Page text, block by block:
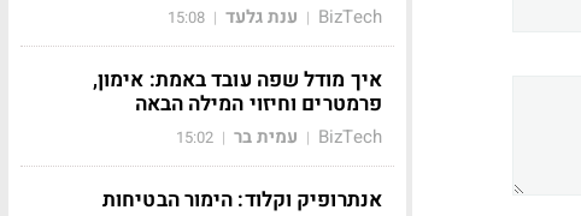
BizTech
| ענת גלעד |
15:08
איך מודל שפה עובד באמת: אימון,
פרמטרים וחיזוי המילה הבאה
BizTech
| עמית בר |
15:02
אנתרופיק וקלוד: הימור הבטיחות